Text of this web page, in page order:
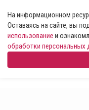
На информационном
Оставаясь на сайте, вы
использование и
обработки персональных